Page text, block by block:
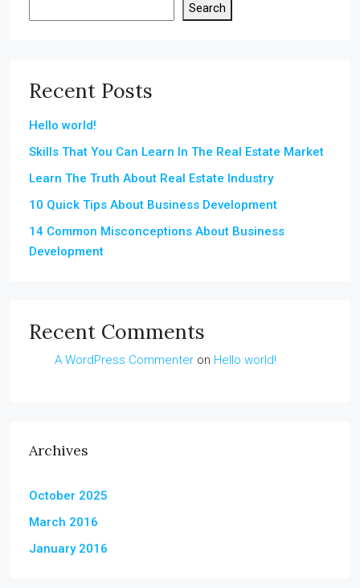
Search
Recent Posts
Hello world!
Skills That You Can Learn In The Real Estate Market
Learn The Truth About Real Estate Industry
10 Quick Tips About Business Development
14 Common Misconceptions About Business
Development
Recent Comments
A WordPress Commenter on Hello world!
Archives
October 2025
March 2016
January 2016